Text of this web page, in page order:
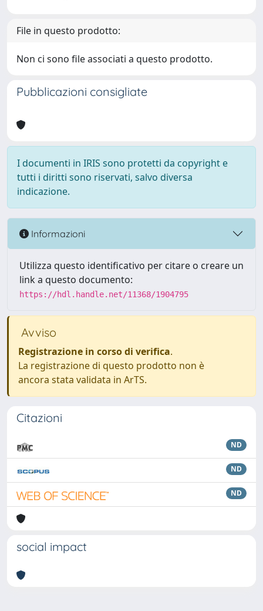
File in questo prodotto:
Non ci sono file associati a questo prodotto.
Pubblicazioni consigliate
I documenti in IRIS sono protetti da copyright e
tutti i diritti sono riservati, salvo diversa
indicazione.
Informazioni
Utilizza questo identificativo per citare o creare un
link a questo documento:
https://hdl.handle.net/11368/1904795
Avviso
Registrazione in corso di verifica.
La registrazione di questo prodotto non è
ancora stata validata in ArTS.
Citazioni
ND
ND
ND
social impact